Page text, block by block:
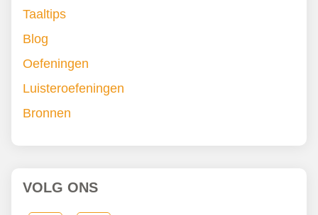
Taaltips
Blog
Oefeningen
Luisteroefeningen
Bronnen
VOLG ONS